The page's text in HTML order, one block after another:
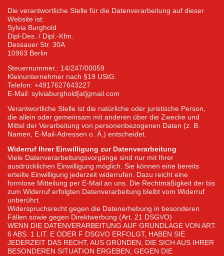
Die verantwortliche Stelle für die Datenverarbeitung auf dieser
Website ist:
Sylvia Burghold
Dipl-Des. / Dipl.-Kfm.
Dessauer Str. 30A
10963 Berlin
Steuernummer.: 14/247/00059
Kleinunternehmer nach §19 UStG.
Telefon: +4917627643227
E-Mail: sylviaburghold[at]gmail.com
Verantwortliche Stelle ist die natürliche oder juristische Person,
die allein oder gemeinsam mit anderen über die Zwecke und
Mittel der Verarbeitung von personenbezogenen Daten (z. B.
Namen, E-Mail-Adressen o. Ä.) entscheidet.
Widerruf Ihrer Einwilligung zur Datenverarbeitung
Viele Datenverarbeitungsvorgänge sind nur mit Ihrer
ausdrücklichen Einwilligung möglich. Sie können eine bereits
erteilte Einwilligung jederzeit widerrufen. Dazu reicht eine
formlose Mitteilung per E-Mail an uns. Die Rechtmäßigkeit der bis
zum Widerruf erfolgten Datenverarbeitung bleibt vom Widerruf
unberührt.
Widerspruchsrecht gegen die Datenerhebung in besonderen
Fällen sowie gegen Direktwerbung (Art. 21 DSGVO)
WENN DIE DATENVERARBEITUNG AUF GRUNDLAGE VON ART.
6 ABS. 1 LIT. E ODER F DSGVO ERFOLGT, HABEN SIE
JEDERZEIT DAS RECHT, AUS GRÜNDEN, DIE SICH AUS IHRER
BESONDEREN SITUATION ERGEBEN, GEGEN DIE